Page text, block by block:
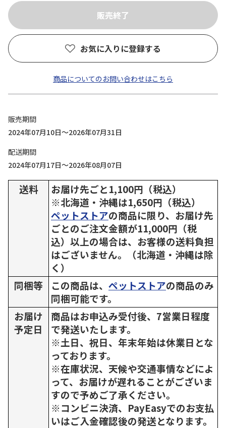
お気に入りに登録する
商品についてのお問い合わせはこちら
販売期間
2024年07月10日～2026年07月31日
配送期間
2024年07月17日～2026年08月07日
送料
お届け先ごと1,100円（税込）
※北海道・沖縄は1,650円（税込）
ペットストアの商品に限り、お届け先
ごとのご注文金額が11,000円（税
込）以上の場合は、お客様の送料負担
はございません。（北海道・沖縄は除
く）
同梱等
この商品は、 ペットストアの商品のみ
同梱可能です。
お届け
予定日
商品はお申込み受付後、7営業日程度
で発送いたします。
※土日、祝日、年末年始は休業日とな
っております。
※在庫状況、天候や交通事情などによ
って、お届けが遅れることがございま
すので予めご了承ください。
※コンビニ決済、PayEasyでのお支払
いはご入金確認後の発送となります。